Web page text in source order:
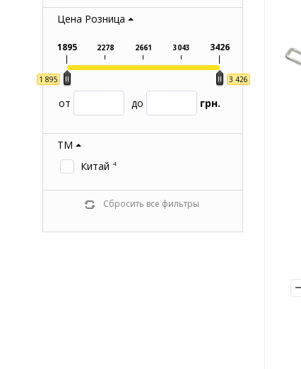
Цена Розница
1 895 3 426
1895 2278 2661 3043 3426
от до грн.
ТМ
Китай 4
Сбросить все фильтры